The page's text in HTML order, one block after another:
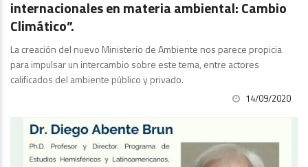
internacionales en materia ambiental: Cambio
Climático”.
La creación del nuevo Ministerio de Ambiente nos parece propicia
para impulsar un intercambio sobre este tema, entre actores
calificados del ambiente público y privado.
14/09/2020